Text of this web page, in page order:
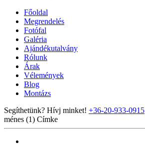
Főoldal
Megrendelés
Fotófal
Galéria
Ajándékutalvány
Rólunk
Árak
Vélemények
Blog
Montázs
Segíthetünk? Hívj minket! +36-20-933-0915
ménes (1) Címke